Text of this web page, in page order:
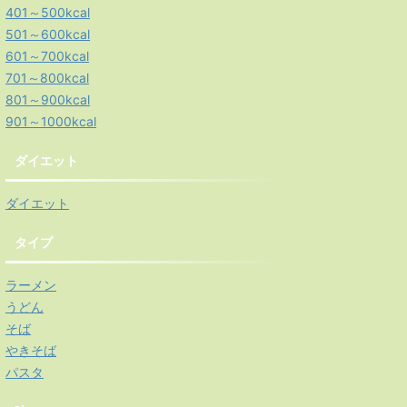
401～500kcal
501～600kcal
601～700kcal
701～800kcal
801～900kcal
901～1000kcal
ダイエット
ダイエット
タイプ
ラーメン
うどん
そば
やきそば
パスタ